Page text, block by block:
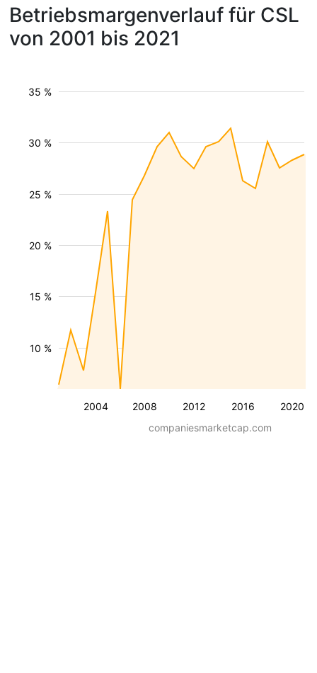
Betriebsmargenverlauf für CSL
von 2001 bis 2021
2004 2008 2012 2016 2020
10 %
15 %
20 %
25 %
30 %
35 %
companiesmarketcap.com